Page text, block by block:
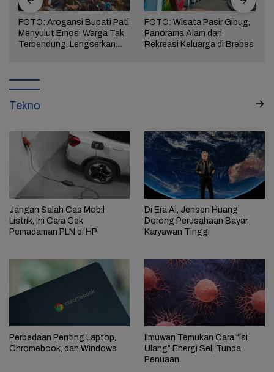
FOTO: Arogansi Bupati Pati
Menyulut Emosi Warga Tak
Terbendung, Lengserkan
FOTO: Wisata Pasir Gibug,
Panorama Alam dan
Rekreasi Keluarga di Brebes
Tekno
Jangan Salah Cas Mobil
Listrik, Ini Cara Cek
Pemadaman PLN di HP
Di Era AI, Jensen Huang
Dorong Perusahaan Bayar
Karyawan Tinggi
Perbedaan Penting Laptop,
Chromebook, dan Windows
Ilmuwan Temukan Cara “Isi
Ulang” Energi Sel, Tunda
Penuaan